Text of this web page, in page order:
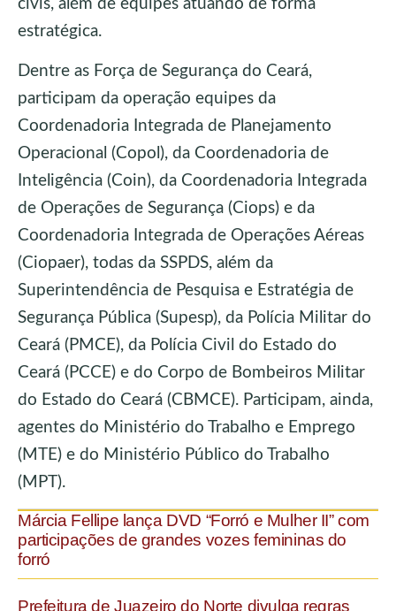
civis, além de equipes atuando de forma
estratégica.
Dentre as Força de Segurança do Ceará,
participam da operação equipes da
Coordenadoria Integrada de Planejamento
Operacional (Copol), da Coordenadoria de
Inteligência (Coin), da Coordenadoria Integrada
de Operações de Segurança (Ciops) e da
Coordenadoria Integrada de Operações Aéreas
(Ciopaer), todas da SSPDS, além da
Superintendência de Pesquisa e Estratégia de
Segurança Pública (Supesp), da Polícia Militar do
Ceará (PMCE), da Polícia Civil do Estado do
Ceará (PCCE) e do Corpo de Bombeiros Militar
do Estado do Ceará (CBMCE). Participam, ainda,
agentes do Ministério do Trabalho e Emprego
(MTE) e do Ministério Público do Trabalho
(MPT).
Márcia Fellipe lança DVD “Forró e Mulher II” com
participações de grandes vozes femininas do
forró
Prefeitura de Juazeiro do Norte divulga regras